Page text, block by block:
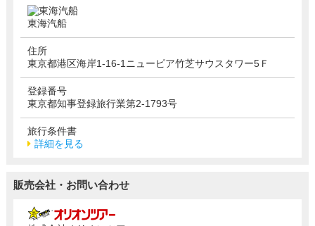
東海汽船
住所
東京都港区海岸1-16-1ニューピア竹芝サウスタワー5Ｆ
登録番号
東京都知事登録旅行業第2-1793号
旅行条件書
詳細を見る
販売会社・お問い合わせ